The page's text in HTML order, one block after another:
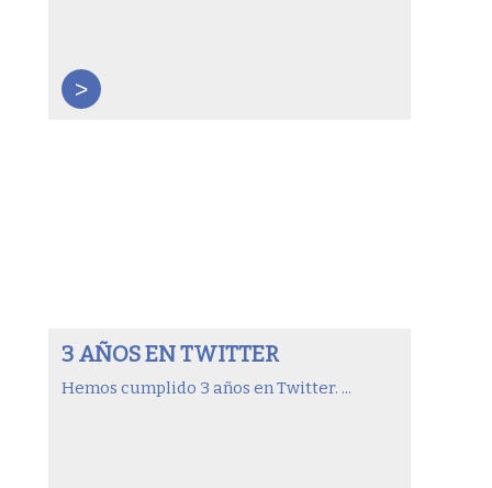
>
3 AÑOS EN TWITTER
Hemos cumplido 3 años en Twitter. ...